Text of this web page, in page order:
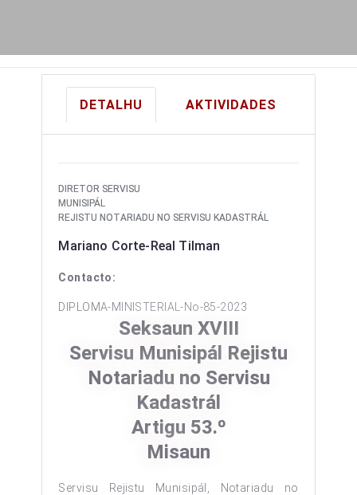
DETALHU AKTIVIDADES
DIRETOR SERVISU
MUNISIPÁL
REJISTU NOTARIADU NO SERVISU KADASTRÁL
Mariano Corte-Real Tilman
Contacto:
DIPLOMA-MINISTERIAL-No-85-2023
Seksaun XVIII
Servisu Munisipál Rejistu
Notariadu no Servisu
Kadastrál
Artigu 53.º
Misaun
Servisu Rejistu Munisipál, Notariadu no